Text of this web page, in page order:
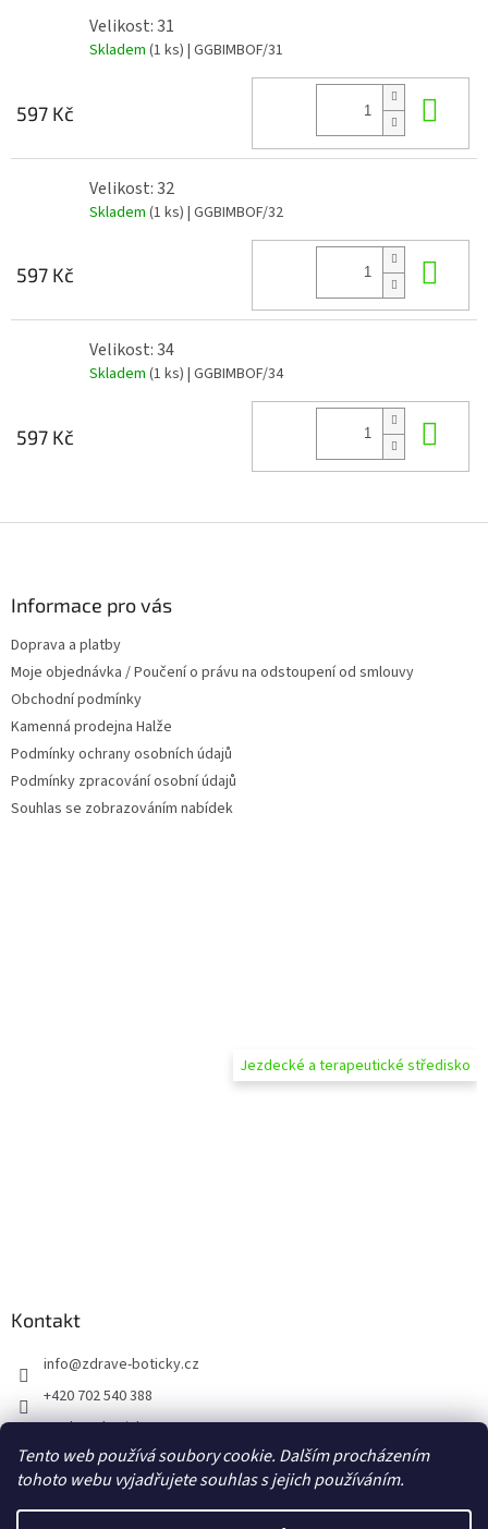
Tento web používá soubory cookie. Dalším procházením
tohoto webu vyjadřujete souhlas s jejich používáním.
Velikost: 31
Skladem (1 ks) | GGBIMBOF/31
597 Kč
Velikost: 32
Skladem (1 ks) | GGBIMBOF/32
597 Kč
Velikost: 34
Skladem (1 ks) | GGBIMBOF/34
597 Kč
Informace pro vás
Doprava a platby
Moje objednávka / Poučení o právu na odstoupení od smlouvy
Obchodní podmínky
Kamenná prodejna Halže
Podmínky ochrany osobních údajů
Podmínky zpracování osobní údajů
Souhlas se zobrazováním nabídek
Jezdecké a terapeutické středisko
Kontakt
info@zdrave-boticky.cz
+420 702 540 388
@zdraveboticky
zdraveboticky